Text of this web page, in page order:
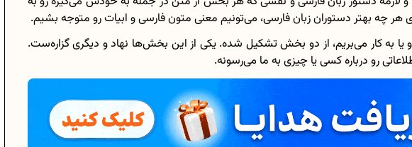
برنامه‌ ریزی درسی هشتم
چگونه برنامه‌ ریزی درسی کنیم؟
دانلود رایگان نمونه سوالات امتحانی...
چگونه برنامه‌ ریزی درسی کنیم؟
دانلود رایگان نمونه سوالات امتحانی...
هر چه بهتر دستوران زبان فارسی، می‌تونیم معنی متون فارسی و ابیات رو متوجه بشیم.
به کار می‌بریم، از دو بخش تشکیل شده. یکی از این بخش‌ها نهاد و دیگری گزاره‌ست.
رو درباره کسی یا چیزی به ما می‌رسونه.